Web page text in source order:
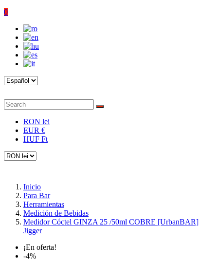
0
RON lei
EUR €
HUF Ft
Inicio
Para Bar
Herramientas
Medición de Bebidas
Medidor Cóctel GINZA 25 /50ml COBRE [UrbanBAR]
Jigger
¡En oferta!
-4%